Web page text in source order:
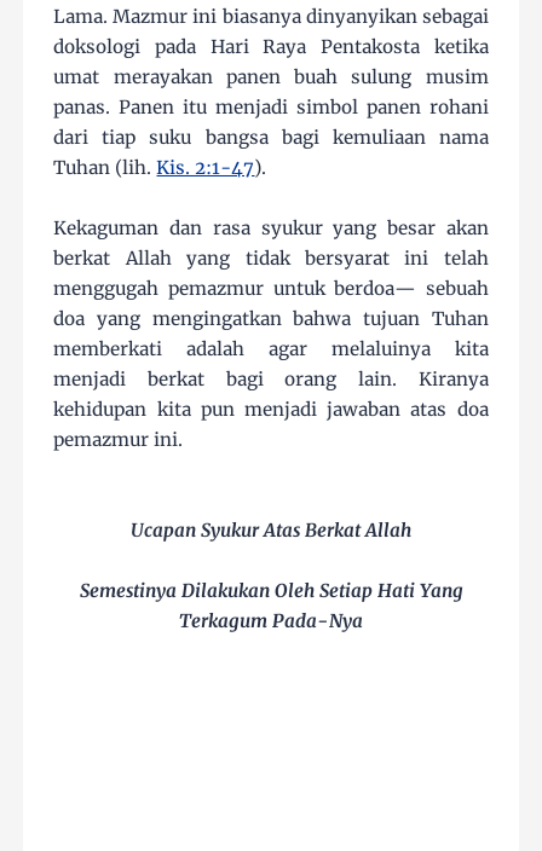
Lama. Mazmur ini biasanya dinyanyikan sebagai
doksologi pada Hari Raya Pentakosta ketika
umat merayakan panen buah sulung musim
panas. Panen itu menjadi simbol panen rohani
dari tiap suku bangsa bagi kemuliaan nama
Tuhan (lih.Kis. 2:1-47).
Kekaguman dan rasa syukur yang besar akan
berkat Allah yang tidak bersyarat ini telah
menggugah pemazmur untuk berdoa— sebuah
doa yang mengingatkan bahwa tujuan Tuhan
memberkati adalah agar melaluinya kita
menjadi berkat bagi orang lain. Kiranya
kehidupan kita pun menjadi jawaban atas doa
pemazmur ini.
Ucapan Syukur Atas Berkat Allah
Semestinya Dilakukan Oleh Setiap Hati Yang
Terkagum Pada-Nya